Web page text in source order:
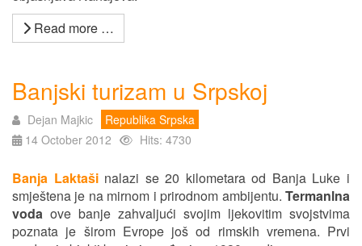
Read more …
Banjski turizam u Srpskoj
Dejan Majkic
Republika Srpska
14 October 2012
Hits: 4730
Banja Laktašinalazi se 20 kilometara od Banja Luke i
smještena je na mirnom i prirodnom ambijentu. Termanlna
voda ove banje zahvaljući svojim ljekovitim svojstvima
poznata je širom Evrope još od rimskih vremena. Prvi